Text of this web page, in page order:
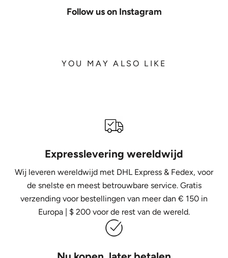
Follow us on Instagram
YOU MAY ALSO LIKE
Expresslevering wereldwijd
Wij leveren wereldwijd met DHL Express & Fedex, voor
de snelste en meest betrouwbare service. Gratis
verzending voor bestellingen van meer dan € 150 in
Europa | $ 200 voor de rest van de wereld.